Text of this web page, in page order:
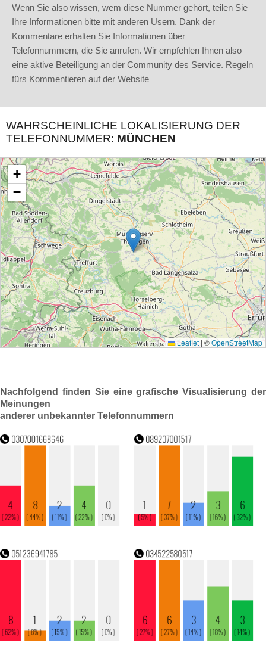
Wenn Sie also wissen, wem diese Nummer gehört, teilen Sie
Ihre Informationen bitte mit anderen Usern. Dank der
Kommentare erhalten Sie Informationen über
Telefonnummern, die Sie anrufen. Wir empfehlen Ihnen also
eine aktive Beteiligung an der Community des Service. Regeln
fürs Kommentieren auf der Website
WAHRSCHEINLICHE LOKALISIERUNG DER
TELEFONNUMMER: MÜNCHEN
Nachfolgend finden Sie eine grafische Visualisierung der
Meinungen
anderer unbekannter Telefonnummern